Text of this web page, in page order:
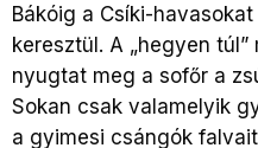
Bákóig a Csíki-
keresztül. A „hegyen
nyugtat meg a sofőr a
Sokan csak valamelyik
a gyimesi csángók